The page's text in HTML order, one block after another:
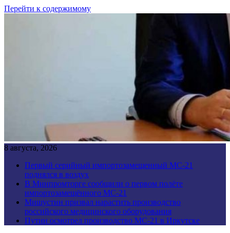
Перейти к содержимому
8 августа, 2026
Первый серийный импортозамещенный МС-21
поднялся в воздух
В Минпромторге сообщили о первом полёте
импортозамещённого МС-21
Мишустин призвал нарастить производство
российского медицинского оборудования
Путин осмотрел производство МС-21 в Иркутске